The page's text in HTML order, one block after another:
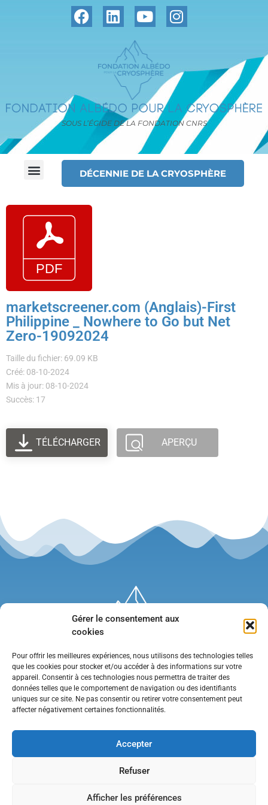
Gérer le consentement aux
cookies
Pour offrir les meilleures expériences, nous utilisons des technologies telles
que les cookies pour stocker et/ou accéder à des informations sur votre
appareil. Consentir à ces technologies nous permettra de traiter des
données telles que le comportement de navigation ou des identifiants
uniques sur ce site. Ne pas consentir ou retirer votre consentement peut
affecter négativement certaines fonctionnalités.
Accepter
Refuser
Afficher les préférences
SOUS L’ÉGIDE DE LA FONDATION CNRS
DÉCENNIE DE LA CRYOSPHÈRE
marketscreener.com (Anglais)-First
Philippine _ Nowhere to Go but Net
Zero-19092024
Taille du fichier: 69.09 KB
Créé: 08-10-2024
Mis à jour: 08-10-2024
Succès: 17
TÉLÉCHARGER APERÇU
•Contact